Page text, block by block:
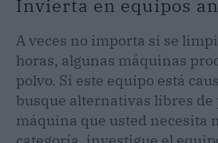
Invierta en equipos
A veces no importa si se
horas, algunas máquinas
polvo. Si este equipo está
busque alternativas libres de
máquina que usted necesita